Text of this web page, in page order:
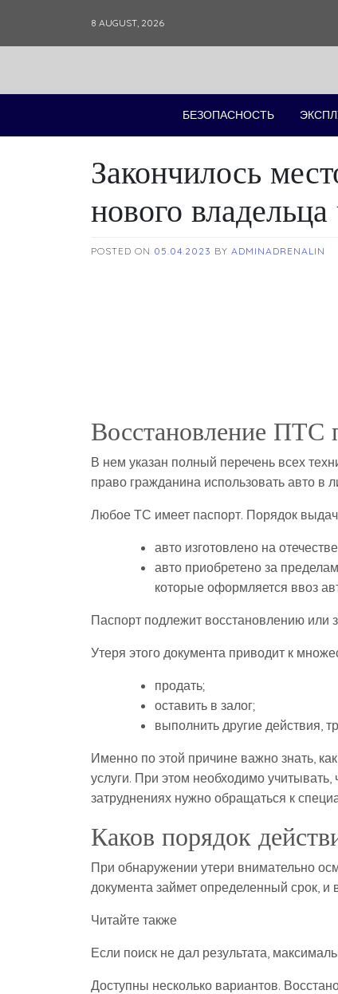
content
8 AUGUST, 2026
БЕЗОПАСНОСТЬ
Закончилось
нового
POSTED ON 05.04.2023 BY ADMINADRENALIN
Восстановление ПТС
В нем указан полный перечень всех
право гражданина использовать авто в
Любое ТС имеет паспорт. Порядок
авто изготовлено на
авто приобретено за
которые оформляется ввоз
Паспорт подлежит восстановлению или
Утеря этого документа приводит к
продать;
оставить в залог;
выполнить другие действия,
Именно по этой причине важно знать,
услуги. При этом необходимо
затруднениях нужно обращаться к
Каков порядок
При обнаружении утери внимательно
документа займет определенный срок,
Читайте также
Если поиск не дал результата,
Доступны несколько вариантов.